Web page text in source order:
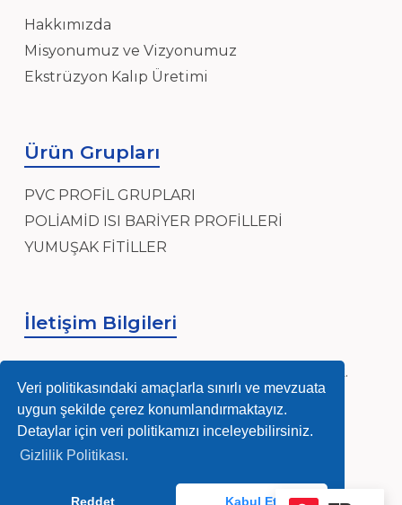
Veri politikasındaki amaçlarla sınırlı ve mevzuata
uygun şekilde çerez konumlandırmaktayız.
Detaylar için veri politikamızı inceleyebilirsiniz.
Gizlilik Politikası.
Reddet Kabul Et
Hakkımızda
Misyonumuz ve Vizyonumuz
Ekstrüzyon Kalıp Üretimi
Ürün Grupları
PVC PROFİL GRUPLARI
POLİAMİD ISI BARİYER PROFİLLERİ
YUMUŞAK FİTİLLER
İletişim Bilgileri
Sanayi, Sanayi Mh, Ensar Cad, Hidayet Sk.
No:4, 34906 Pendik/İstanbul
info@nurmag.com
(0216) 378 84 92-93